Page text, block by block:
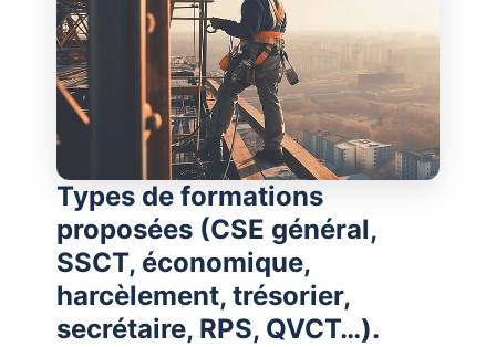
Types de formations
proposées (CSE général,
SSCT, économique,
harcèlement, trésorier,
secrétaire, RPS, QVCT…).